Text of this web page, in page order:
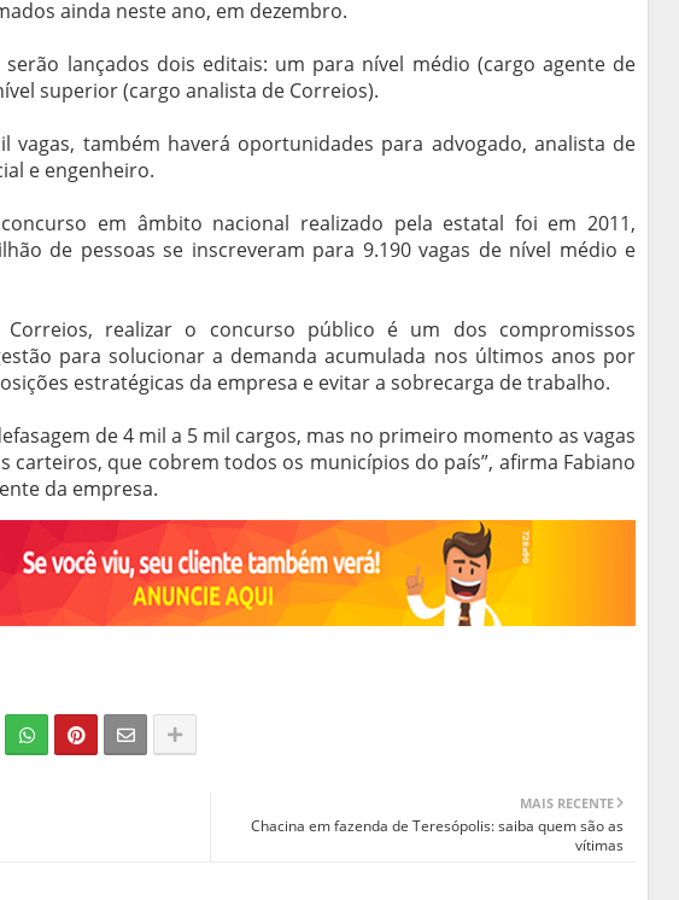
ainda neste ano, em dezembro.
lançados dois editais: um para nível médio (cargo agente de
superior (cargo analista de Correios).
vagas, também haverá oportunidades para advogado, analista de
e engenheiro.
em âmbito nacional realizado pela estatal foi em 2011,
de pessoas se inscreveram para 9.190 vagas de nível médio e
Correios, realizar o concurso público é um dos compromissos
para solucionar a demanda acumulada nos últimos anos por
estratégicas da empresa e evitar a sobrecarga de trabalho.
de 4 mil a 5 mil cargos, mas no primeiro momento as vagas
carteiros, que cobrem todos os municípios do país”, afirma Fabiano
da empresa.
MAIS RECENTE
Chacina em fazenda de Teresópolis: saiba quem são as
vítimas